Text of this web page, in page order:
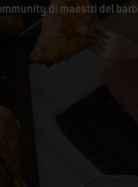
di maestri del